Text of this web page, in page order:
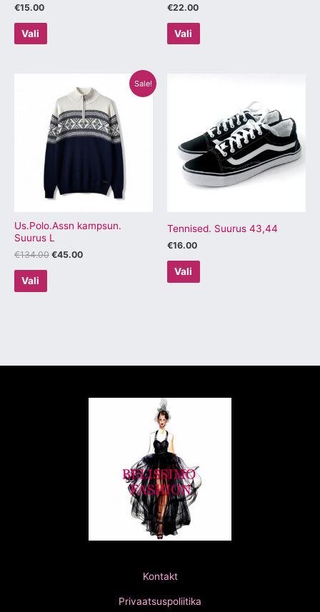
€15.00
Vali
€22.00
Vali
Sale!
Us.Polo.Assn kampsun.
Suurus L
€134.00
oli:
€134.00.
€45.00
hind
on:
€45.00.
Vali
tootel
on
mitu
varianti.
saab
tootelehel.
Tennised. Suurus 43,44
€16.00
Vali
mitu
varianti.
Valikuid
saab
tootelehel.
Kontakt
Privaatsuspoliitika